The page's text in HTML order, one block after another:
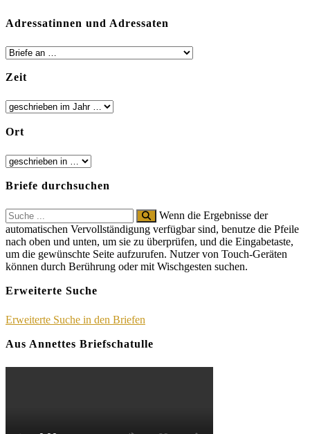
Adressatinnen und Adressaten
Zeit
Ort
Briefe durchsuchen
Search
for:
Wenn die Ergebnisse der
automatischen Vervollständigung verfügbar sind, benutze die Pfeile
nach oben und unten, um sie zu überprüfen, und die Eingabetaste,
um die gewünschte Seite aufzurufen. Nutzer von Touch-Geräten
können durch Berührung oder mit Wischgesten suchen.
Erweiterte Suche
Erweiterte Suche in den Briefen
Aus Annettes Briefschatulle